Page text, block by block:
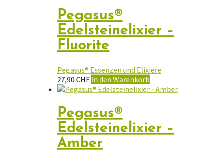
Pegasus®
Edelsteinelixier –
Fluorite
Pegasus® Essenzen und Elixiere
27,90 CHF In den Warenkorb
Pegasus®
Edelsteinelixier –
Amber